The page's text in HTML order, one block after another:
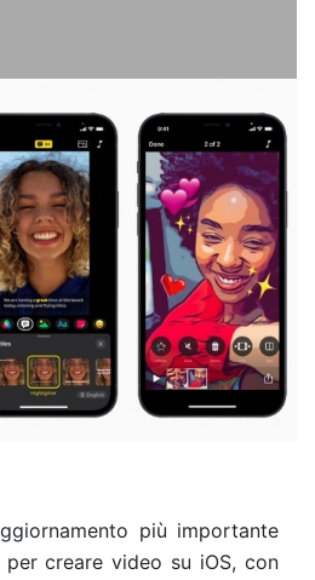
più importante
per creare video su iOS, con